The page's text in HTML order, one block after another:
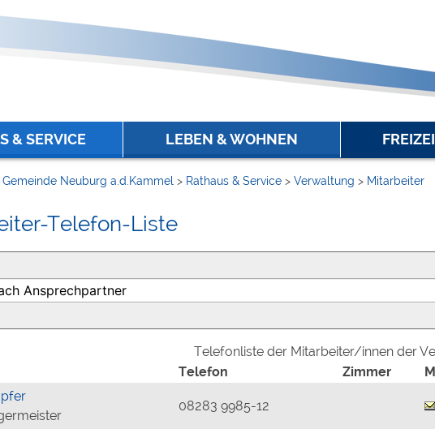
& SERVICE LEBEN & WOHNEN
Gemeinde Neuburg a.d.Kammel > Rathaus & Service > Verwaltung > Mitarbeiter
Telefon-Liste
Telefonliste der Mitarbeiter/innen der
Telefon Zimmer
08283 9985-12